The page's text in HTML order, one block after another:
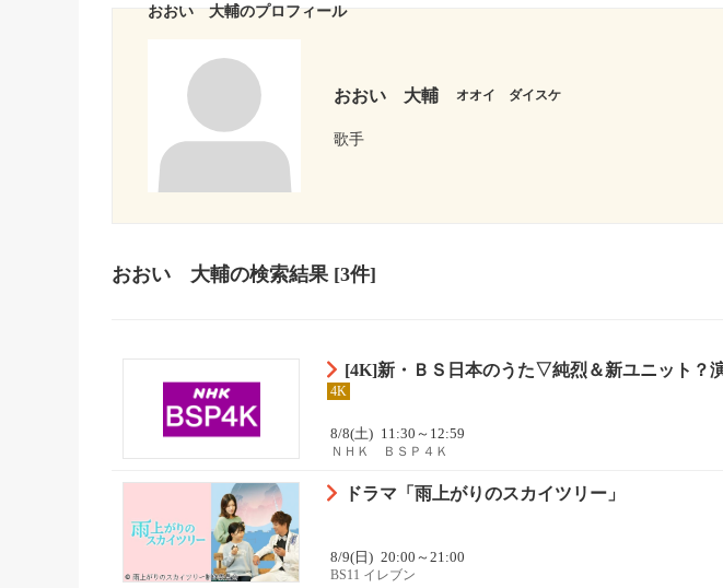
おおい 大輔のプロフィール
おおい 大輔 オオイ ダイスケ
歌手
おおい 大輔の検索結果[3件]
[4K]新・ＢＳ日本のうた▽純烈＆新ユニット？
4K
8/8(土) 11:30～12:59
ＮＨＫ ＢＳＰ４Ｋ
ドラマ「雨上がりのスカイツリー」
8/9(日) 20:00～21:00
BS11 イレブン